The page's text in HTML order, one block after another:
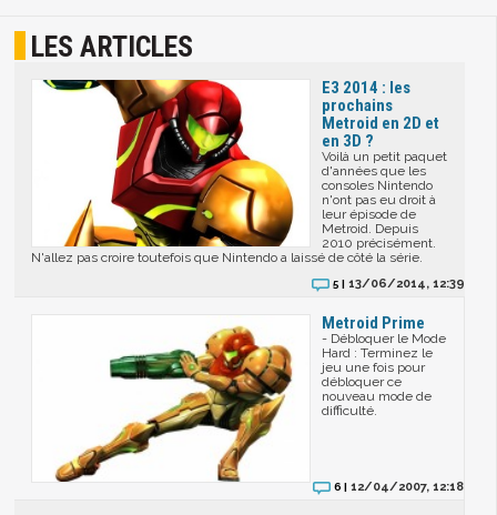
LES ARTICLES
E3 2014 : les
prochains
Metroid en 2D et
en 3D ?
Voilà un petit paquet
d'années que les
consoles Nintendo
n'ont pas eu droit à
leur épisode de
Metroid. Depuis
2010 précisément.
N'allez pas croire toutefois que Nintendo a laissé de côté la série.
5 | 13/06/2014, 12:39
Metroid Prime
- Débloquer le Mode
Hard : Terminez le
jeu une fois pour
débloquer ce
nouveau mode de
difficulté.
6 | 12/04/2007, 12:18